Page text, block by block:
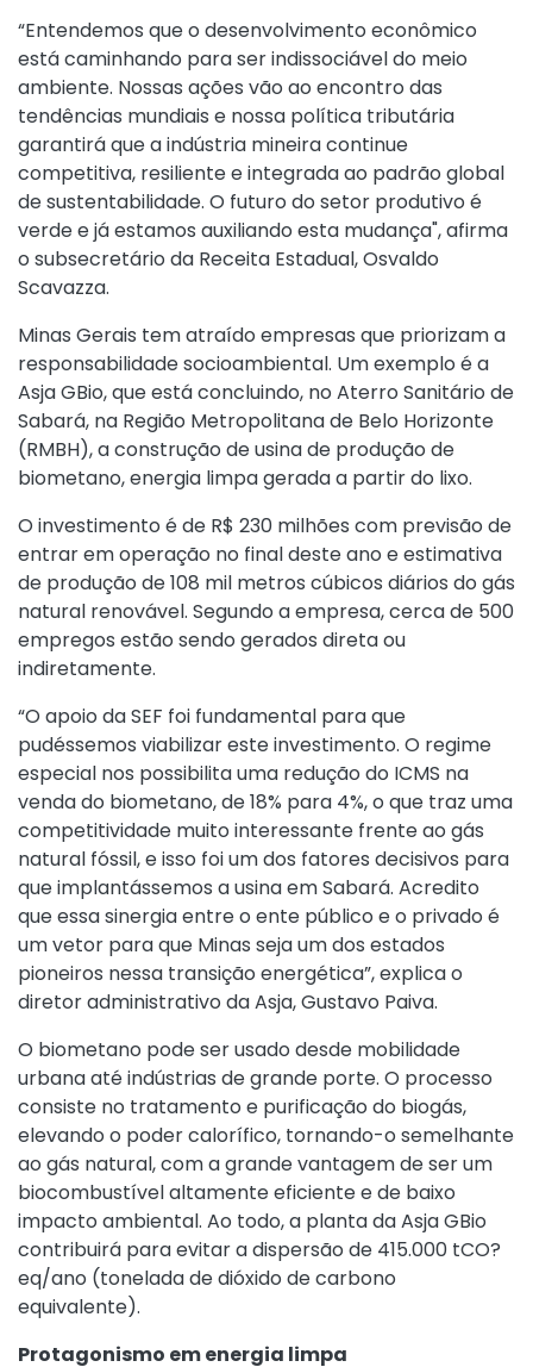
“Entendemos que o desenvolvimento econômico
está caminhando para ser indissociável do meio
ambiente. Nossas ações vão ao encontro das
tendências mundiais e nossa política tributária
garantirá que a indústria mineira continue
competitiva, resiliente e integrada ao padrão global
de sustentabilidade. O futuro do setor produtivo é
verde e já estamos auxiliando esta mudança", afirma
o subsecretário da Receita Estadual, Osvaldo
Scavazza.
Minas Gerais tem atraído empresas que priorizam a
responsabilidade socioambiental. Um exemplo é a
Asja GBio, que está concluindo, no Aterro Sanitário de
Sabará, na Região Metropolitana de Belo Horizonte
(RMBH), a construção de usina de produção de
biometano, energia limpa gerada a partir do lixo.
O investimento é de R$ 230 milhões com previsão de
entrar em operação no final deste ano e estimativa
de produção de 108 mil metros cúbicos diários do gás
natural renovável. Segundo a empresa, cerca de 500
empregos estão sendo gerados direta ou
indiretamente.
“O apoio da SEF foi fundamental para que
pudéssemos viabilizar este investimento. O regime
especial nos possibilita uma redução do ICMS na
venda do biometano, de 18% para 4%, o que traz uma
competitividade muito interessante frente ao gás
natural fóssil, e isso foi um dos fatores decisivos para
que implantássemos a usina em Sabará. Acredito
que essa sinergia entre o ente público e o privado é
um vetor para que Minas seja um dos estados
pioneiros nessa transição energética”, explica o
diretor administrativo da Asja, Gustavo Paiva.
O biometano pode ser usado desde mobilidade
urbana até indústrias de grande porte. O processo
consiste no tratamento e purificação do biogás,
elevando o poder calorífico, tornando-o semelhante
ao gás natural, com a grande vantagem de ser um
biocombustível altamente eficiente e de baixo
impacto ambiental. Ao todo, a planta da Asja GBio
contribuirá para evitar a dispersão de 415.000 tCO?
eq/ano (tonelada de dióxido de carbono
equivalente).
Protagonismo em energia limpa